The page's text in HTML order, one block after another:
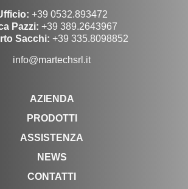
+39 0532.893472
Pazzi: +39 389.2643967
Sacchi: +39 335.8098852
info@martechsrl.it
AZIENDA
PRODOTTI
ASSISTENZA
NEWS
CONTATTI